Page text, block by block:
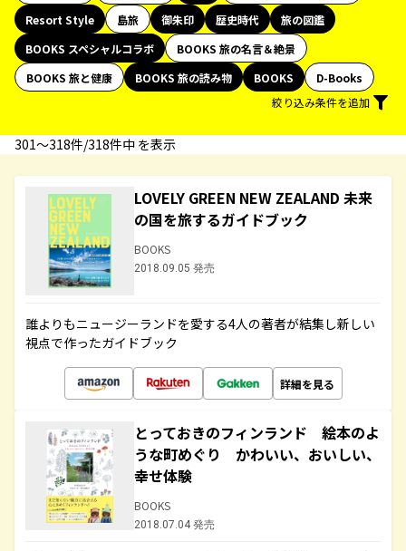
Resort Style
島旅 御朱印 歴史時代
旅の図鑑
BOOKS スペシャルコラボ
BOOKS 旅の名言＆絶景
BOOKS 旅と健康
BOOKS 旅の読み物 BOOKS
D-Books
絞り込み条件を追加
301〜318件/318件中 を表示
LOVELY GREEN NEW ZEALAND 未来
の国を旅するガイドブック
BOOKS
2018.09.05 発売
誰よりもニュージーランドを愛する4人の著者が結集し新しい
視点で作ったガイドブック
詳細を見る
とっておきのフィンランド 絵本のよ
うな町めぐり かわいい、おいしい、
幸せ体験
BOOKS
2018.07.04 発売